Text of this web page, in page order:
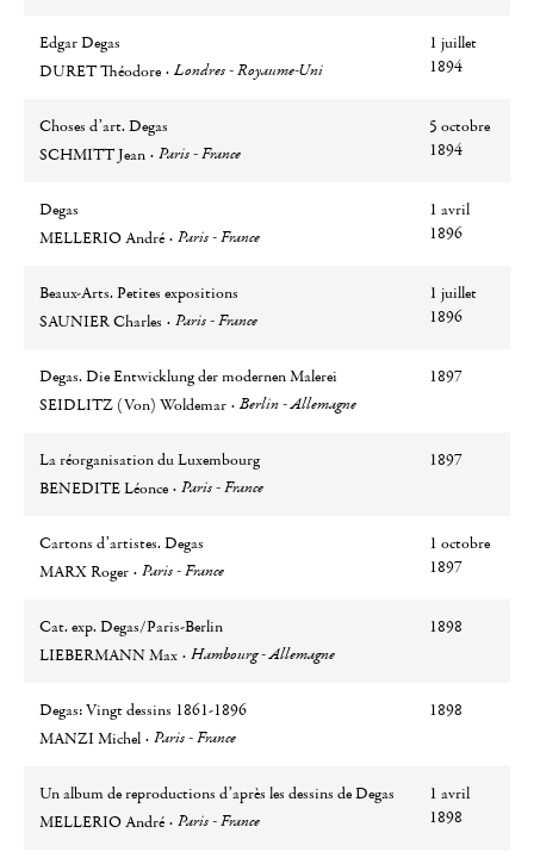
Edgar Degas
Auteur
DURET Théodore
Ville Londres - Royaume-Uni
1 juillet
1894
Choses d’art. Degas
Auteur
SCHMITT Jean
Ville Paris - France
5 octobre
1894
Degas
Auteur
MELLERIO André
Ville Paris - France
1 avril
1896
Beaux-Arts. Petites expositions
Auteur
SAUNIER Charles
Ville Paris - France
1 juillet
1896
Degas. Die Entwicklung der modernen Malerei
Auteur
SEIDLITZ (Von) Woldemar
Ville Berlin - Allemagne
1897
La réorganisation du Luxembourg
Auteur
BENEDITE Léonce
Ville Paris - France
1897
Cartons d’artistes. Degas
Auteur
MARX Roger
Ville Paris - France
1 octobre
1897
Cat. exp. Degas/Paris-Berlin
Auteur
LIEBERMANN Max
Ville Hambourg - Allemagne
1898
Degas: Vingt dessins 1861-1896
Auteur
MANZI Michel
Ville Paris - France
1898
Un album de reproductions d’après les dessins de Degas
Auteur
MELLERIO André
Ville Paris - France
1 avril
1898